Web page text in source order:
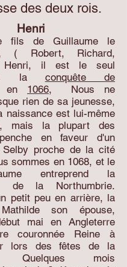
des deux rois.
Henri
fils de Guillaume le
( Robert, Richard,
Henri, il est le seul
la conquête de
en 1066, Nous ne
rien de sa jeunesse,
naissance est lui-même
mais la plupart des
en faveur d'un
Selby proche de la cité
sommes en 1068, et le
entreprend la
de la Northumbrie.
petit peu en arrière, la
son épouse,
mai en Angleterre
couronnée Reine à
lors des fêtes de la
Quelques mois